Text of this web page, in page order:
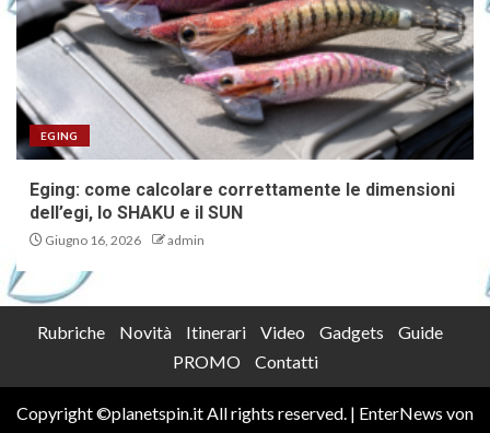
EGING
Eging: come calcolare correttamente le dimensioni
dell’egi, lo SHAKU e il SUN
Giugno 16, 2026 admin
Rubriche Novità Itinerari Video Gadgets
Guide
PROMO
Contatti
Copyright ©planetspin.it All rights reserved. | EnterNews von